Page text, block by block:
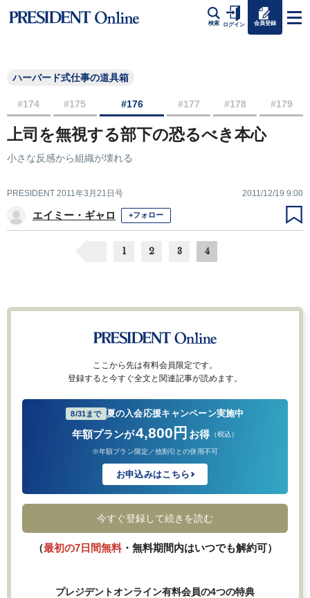
検索 ログイン 会員登録
ハーバード式仕事の道具箱
#174 #175 #176 #177 #178 #179
上司を無視する部下の恐るべき本心
小さな反感から組織が壊れる
PRESIDENT 2011年3月21日号 2011/12/19 9:00
エイミー・ギャロ +フォロー
1 2 3 4
ここから先は有料会員限定です。
登録すると今すぐ全文と関連記事が読めます。
8/31まで 夏の入会応援キャンペーン実施中
年額プランが4,800円 お得 （税込）
※年額プラン限定／他割引との併用不可
お申込みはこちら
今すぐ登録して続きを読む
（最初の7日間無料・無料期間内はいつでも解約可）
プレジデントオンライン有料会員の4つの特典